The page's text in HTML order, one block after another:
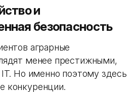
и
безопасность
аграрные
менее престижными,
Но именно поэтому здесь
конкуренции.